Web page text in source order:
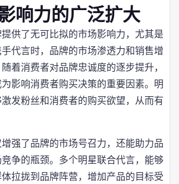
响力的广泛扩大
供了无可比拟的市场影响力，尤其是
代言时，品牌的市场渗透力和销售增
着消费者对品牌忠诚度的逐步提升，
影响消费者购买决策的重要因素。明
发粉丝和消费者的购买欲望，从而有
强了品牌的市场号召力，还能助力品
争的瓶颈。多个明星联合代言，能够
拉拢到品牌阵营，增加产品的目标受